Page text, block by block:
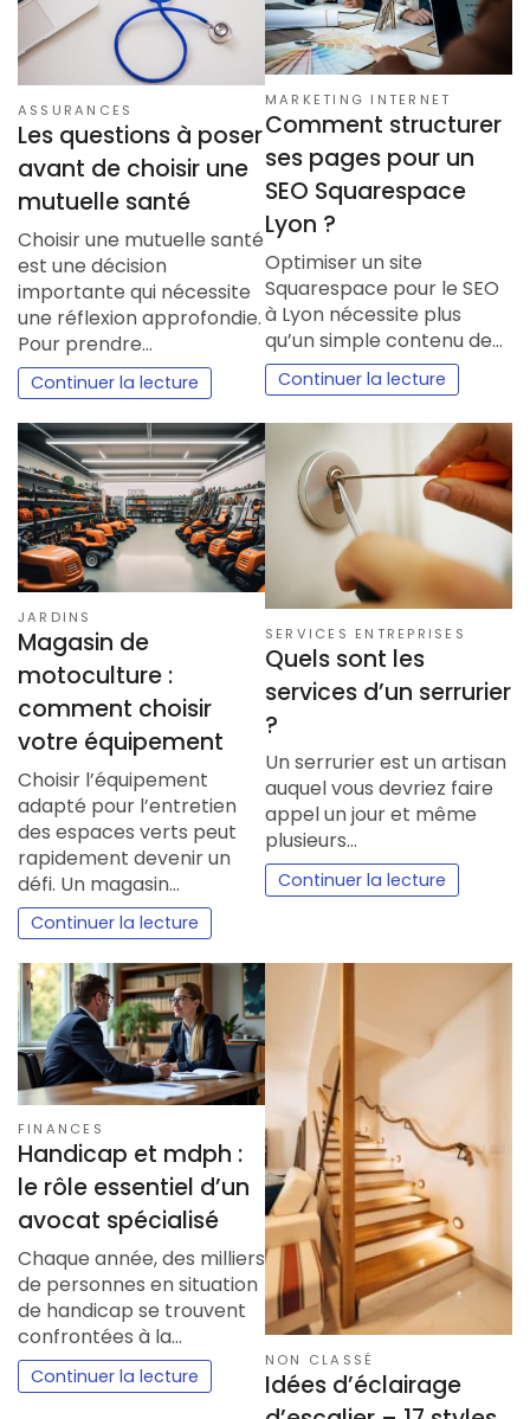
ASSURANCES
Les questions à poser
avant de choisir une
mutuelle santé
Choisir une mutuelle santé
est une décision
importante qui nécessite
une réflexion approfondie.
Pour prendre…
Continuer la lecture
MARKETING INTERNET
Comment structurer
ses pages pour un
SEO Squarespace
Lyon ?
Optimiser un site
Squarespace pour le SEO
à Lyon nécessite plus
qu’un simple contenu de…
Continuer la lecture
JARDINS
Magasin de
motoculture :
comment choisir
votre équipement
Choisir l’équipement
adapté pour l’entretien
des espaces verts peut
rapidement devenir un
défi. Un magasin…
Continuer la lecture
SERVICES ENTREPRISES
Quels sont les
services d’un serrurier
?
Un serrurier est un artisan
auquel vous devriez faire
appel un jour et même
plusieurs…
Continuer la lecture
FINANCES
Handicap et mdph :
le rôle essentiel d’un
avocat spécialisé
Chaque année, des milliers
de personnes en situation
de handicap se trouvent
confrontées à la…
Continuer la lecture
NON CLASSÉ
Idées d’éclairage